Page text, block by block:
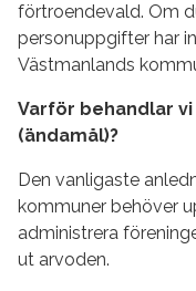
förtroendevald. Om
personuppgifter har
Västmanlands
Varför behandlar
(ändamål)?
Den vanligaste
kommuner behöver
administrera
ut arvoden.